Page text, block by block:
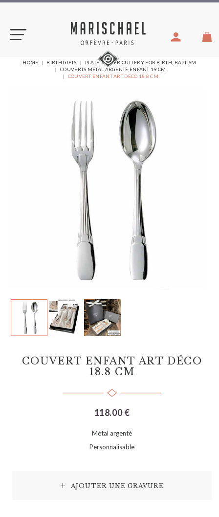
Skip
YOU
ARE
HERE:
HOME BIRTH GIFTS
PLATED SILVER CUTLERY FOR BIRTH, BAPTISM
COUVERTS MÉTAL ARGENTÉ ENFANT 19 CM
COUVERT ENFANT ART DÉCO 18.8 CM
COUVERT ENFANT ART DÉCO
18.8 CM
118.00 €
Métal argenté
Personnalisable
AJOUTER UNE GRAVURE